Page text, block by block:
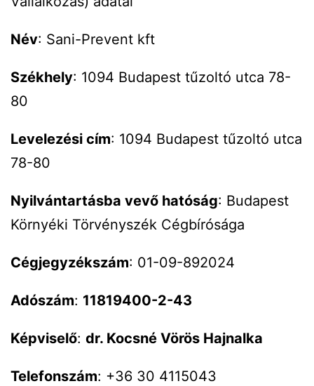
Név: Sani-Prevent kft
Székhely: 1094 Budapest tűzoltó utca 78-
80
Levelezési cím: 1094 Budapest tűzoltó utca
78-80
Nyilvántartásba vevő hatóság: Budapest
Környéki Törvényszék Cégbírósága
Cégjegyzékszám: 01-09-892024
Adószám: 11819400-2-43
Képviselő: dr. Kocsné Vörös Hajnalka
Telefonszám: +36 30 4115043